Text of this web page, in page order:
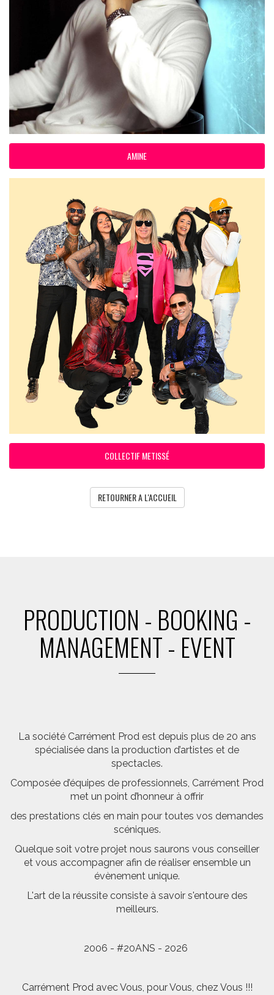
AMINE
COLLECTIF METISSÉ
RETOURNER A L'ACCUEIL
PRODUCTION - BOOKING -
MANAGEMENT - EVENT
La société Carrément Prod est depuis plus de 20 ans
spécialisée dans la production d’artistes et de
spectacles.
Composée d’équipes de professionnels, Carrément Prod
met un point d’honneur à offrir
des prestations clés en main pour toutes vos demandes
scéniques.
Quelque soit votre projet nous saurons vous conseiller
et vous accompagner afin de réaliser ensemble un
évènement unique.
L'art de la réussite consiste à savoir s'entoure des
meilleurs.
2006 - #20ANS - 2026
Carrément Prod avec Vous, pour Vous, chez Vous !!!